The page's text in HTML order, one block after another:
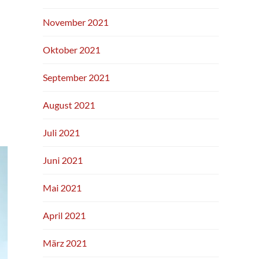
November 2021
Oktober 2021
September 2021
August 2021
Juli 2021
Juni 2021
Mai 2021
April 2021
März 2021